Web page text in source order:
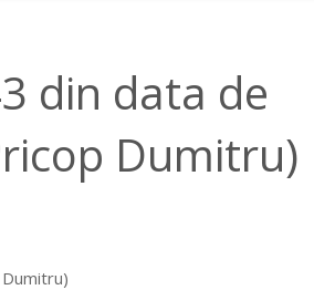
din data de
Dumitru)